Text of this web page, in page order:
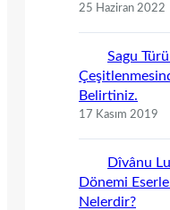
25 Haziran 2022
Sagu
Belirtiniz.
17 Kasım 2019
Dîvânu
Dönemi
Nelerdir?